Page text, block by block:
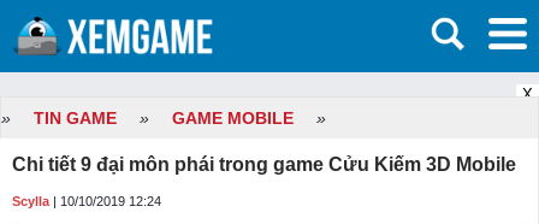
X
» TIN GAME » GAME MOBILE »
Chi tiết 9 đại môn phái trong game Cửu Kiếm 3D Mobile
Scylla | 10/10/2019 12:24